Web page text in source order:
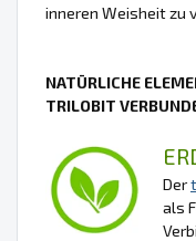
inneren Weisheit zu
NATÜRLICHE
TRILOBIT
Der
als